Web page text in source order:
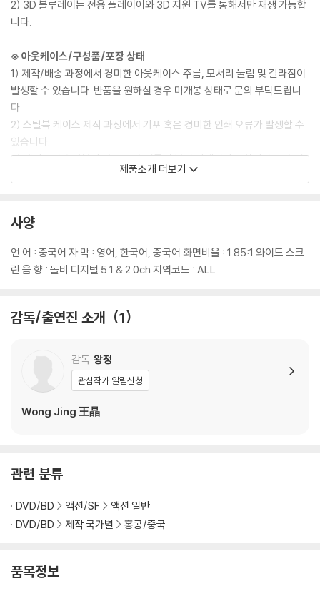
2) 3D 블루레이는 전용 플레이어와 3D 지원 TV를 통해서만 재생 가능합
니다.
※ 아웃케이스/구성품/포장 상태
1) 제작/배송 과정에서 경미한 아웃케이스 주름, 모서리 눌림 및 갈라짐이
발생할 수 있습니다. 반품을 원하실 경우 미개봉 상태로 문의 부탁드립니
다.
2) 스틸북 케이스 제작 과정에서 기포 혹은 경미한 인쇄 오류가 발생할 수
있습니다.
3) 렌티큘러 스틸북의 경우, 보호필름이 붙어 판매되기도 합니다. 보호필
름 손상에 의한 교환/반품은 불가합니다.
5) 아웃케이스/구성품/포장 상태 불량에 의한 교환/반품 신청시 불량 확
인을 위해 개봉 시의 동영상을 요청할 수 있으며, 동영상이 없는 경우 교
환/반품이 제한될 수 있습니다.
1) 기기 문제로 인해 발생하는 재생 불량 현상에 대해서는 반품/교환이 불
2) 정전기와 먼지로 인해 재생이 원활하지 않은 경우가 있습니다. 디스크
를 마른 천으로 닦으시거나, DVD 클리너 등 전용 제품을 이용하면 대부분
3) 일부 PC 연결형 ODD의 경우 호환 상의 문제로 정상적인 디스크도 재
생할 수 있음을 알려드립니다.
※ 디스크 외관 불량
디스크에 미세한 잔 흠집이 남아있거나 인쇄 면이 깨끗하지 않은 경우가
제품소개 더보기
사양
언 어 : 중국어 자 막 : 영어, 한국어, 중국어 화면비율 : 1.85:1 와이드 스크
린 음 향 : 돌비 디지털 5.1 & 2.0ch 지역코드 : ALL
감독/출연진 소개 1
감독 왕정
관심작가 알림신청
Wong Jing 王晶
관련 분류
DVD/BD 액션/SF
액션 일반
DVD/BD
제작 국가별 홍콩/중국
품목정보